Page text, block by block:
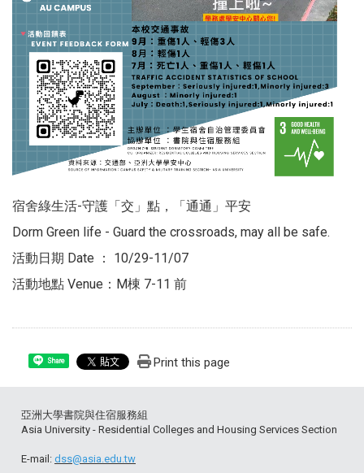
宿舍綠生活-守護「交」點，「通通」平安
Dorm Green life - Guard the crossroads, may all be safe.
活動日期 Date ： 10/29-11/07
活動地點 Venue：M棟 7-11 前
Share Print this page
亞洲大學書院與住宿服務組
Asia University - Residential Colleges and Housing Services Section
E-mail: dss@asia.edu.tw